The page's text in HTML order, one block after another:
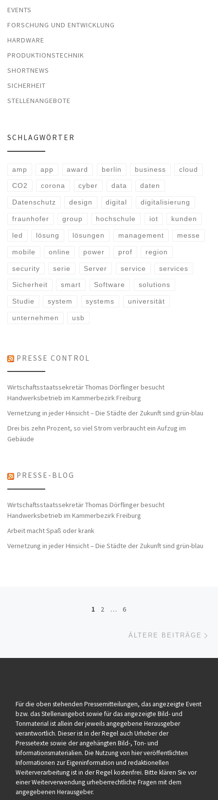
EVENTS
FORSCHUNG UND ENTWICKLUNG
HARDWARE
PRODUKTIONSTECHNIK
SHORTNEWS
SICHERHEIT
STELLENANGEBOTE
SCHLAGWÖRTER
amp app award berlin business cloud
CO2 corona cyber data daten
Datenschutz design digital digitalisierung
fraunhofer group hochschule iot kunden
led lösung lösungen management messe
mobile online power prof region
security serie Server service services
Sicherheit smart Software solutions
Studie system systems universität
unternehmen usb
PRESSE CONTROL
Wirtschaftsstaatssekretär Thomas Dörflinger besucht
Handwerksbetrieb im Kammerbezirk Freiburg
Vernetzung in jeder Hinsicht – Die Städte der Zukunft sind grün-blau
Drei bis zehn Prozent, so viel Strom verbraucht ein Aufzug im
Gebäude
PRESSE-BLOG
Wirtschaftsstaatssekretär Thomas Dörflinger besucht
Handwerksbetrieb im Kammerbezirk Freiburg
Arbeit macht Spaß oder krank
Vernetzung in jeder Hinsicht – Die Städte der Zukunft sind grün-blau
Beitragsnavigation
1 2 … 6
ÄLTERE BEITRÄGE
Für die oben stehenden Pressemitteilungen, das angezeigte Event
bzw. das Stellenangebot sowie für das angezeigte Bild- und
Tonmaterial ist allein der jeweils angegebene Herausgeber
verantwortlich. Dieser ist in der Regel auch Urheber der
Pressetexte sowie der angehängten Bild-, Ton- und
Informationsmaterialien. Die Nutzung von hier veröffentlichten
Informationen zur Eigeninformation und redaktionellen
Weiterverarbeitung ist in der Regel kostenfrei. Bitte klären Sie vor
einer Weiterverwendung urheberrechtliche Fragen mit dem
angegebenen Herausgeber.